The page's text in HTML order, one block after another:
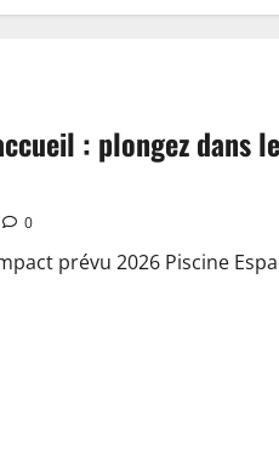
: plongez dans
0
prévu 2026 Piscine